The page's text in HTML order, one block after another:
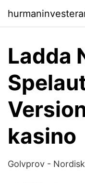
Ladda
kasino
Golvprov -